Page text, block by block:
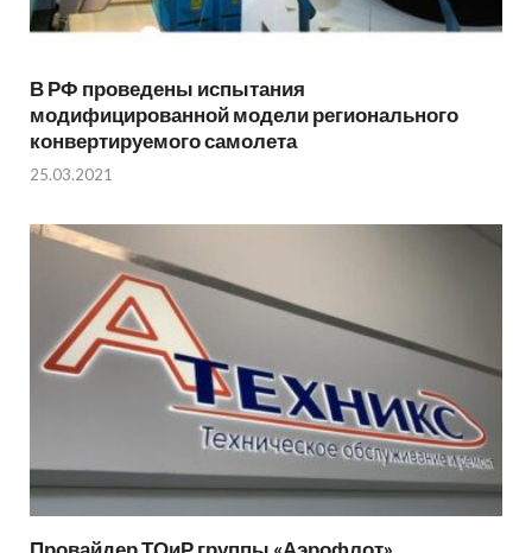
В РФ проведены испытания
модифицированной модели регионального
конвертируемого самолета
25.03.2021